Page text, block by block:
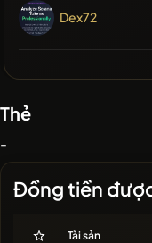
Dex72
Thẻ
-
Đồng tiền
Tài sản